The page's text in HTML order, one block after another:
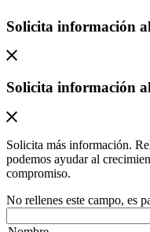
Solicita información
Solicita información
Solicita más información.
podemos ayudar al
compromiso.
No rellenes este campo, es